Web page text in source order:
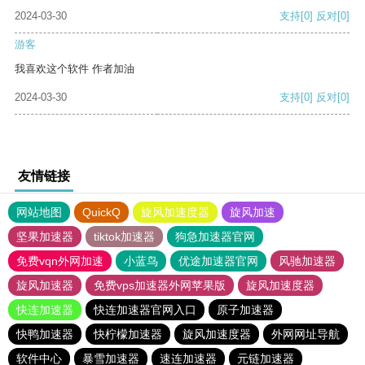
2024-03-30
支持[0] 反对[0]
游客
我喜欢这个软件 作者加油
2024-03-30 支持[0] 反对[0]
友情链接
网站地图 QuickQ 旋风加速度器
旋风加速
坚果加速器
tiktok加速器
狗急加速器官网
免费vqn外网加速
小蓝鸟 优途加速器官网
风驰加速器
旋风加速器
免费vps加速器外网苹果版
旋风加速度器
快连加速器
快连加速器官网入口
原子加速器
快鸭加速器
快柠檬加速器 旋风加速度器
外网网址导航
软件中心
暴雪加速器 速连加速器 元链加速器